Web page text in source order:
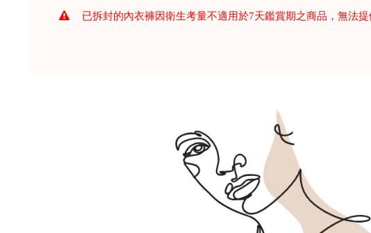
已拆封的內衣褲因衛生考量不適用於7天鑑賞期之商品，無法提